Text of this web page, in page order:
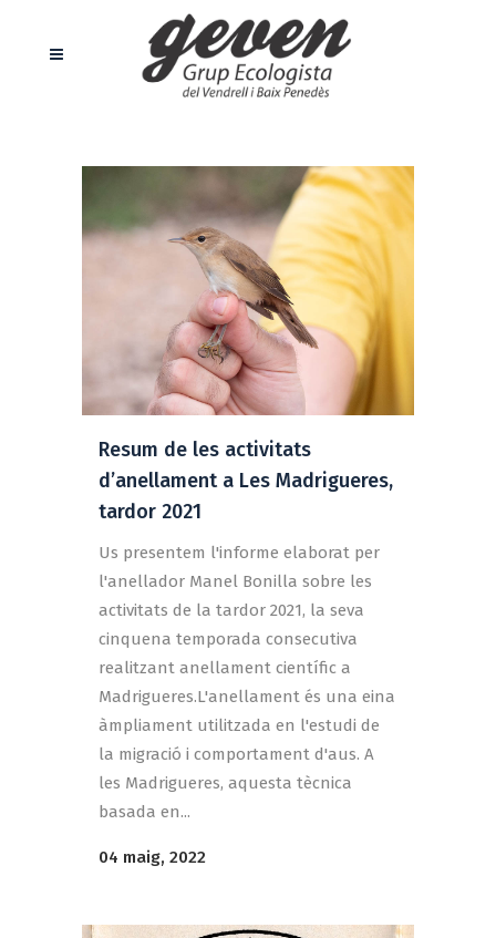
Resum de les activitats
d’anellament a Les Madrigueres,
tardor 2021
Us presentem l'informe elaborat per
l'anellador Manel Bonilla sobre les
activitats de la tardor 2021, la seva
cinquena temporada consecutiva
realitzant anellament científic a
Madrigueres.L'anellament és una eina
àmpliament utilitzada en l'estudi de
la migració i comportament d'aus. A
les Madrigueres, aquesta tècnica
basada en...
04 maig, 2022